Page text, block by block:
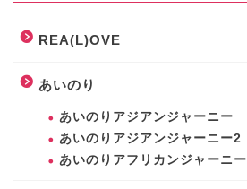
REA(L)OVE
あいのり
あいのりアジアンジャーニー
あいのりアジアンジャーニー2
あいのりアフリカンジャーニー